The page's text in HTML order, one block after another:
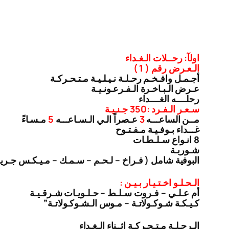
اولآ: رحــلات الـغـداء
الـعـرض رقم ( 1 )
أجـمـل وافـخـم رحـلـة نـيـلـيـة مـتـحـركـة
عـرض الـبـاخـرة الـفـرعـونـيـة
رحلــــه الغــــداء
سـعـر الـفـرد :350 جـنـيـة
مــن الساعـــه3 عـصراً الـي الـسـاعـــه 5 مـسـاءً
غـــداء بـوفـيـة مـفـتـوح
8 انـواع سـلـطـات
شـوربـة
البوفية شامل ( فـراخ – لـحـم – سـمـك – مـيـكـس
الـحـلـو اخـتـيـار بـيـن :
أم عـلـي – فـروت سـلـط – حـلـويـات شـرقـيـة
كـيـكـة شـوكـولاتـة – مـوس الـشـوكـولاتـة”
الـرحـلـة مـتـحـركـة اثــناء الـغـداء